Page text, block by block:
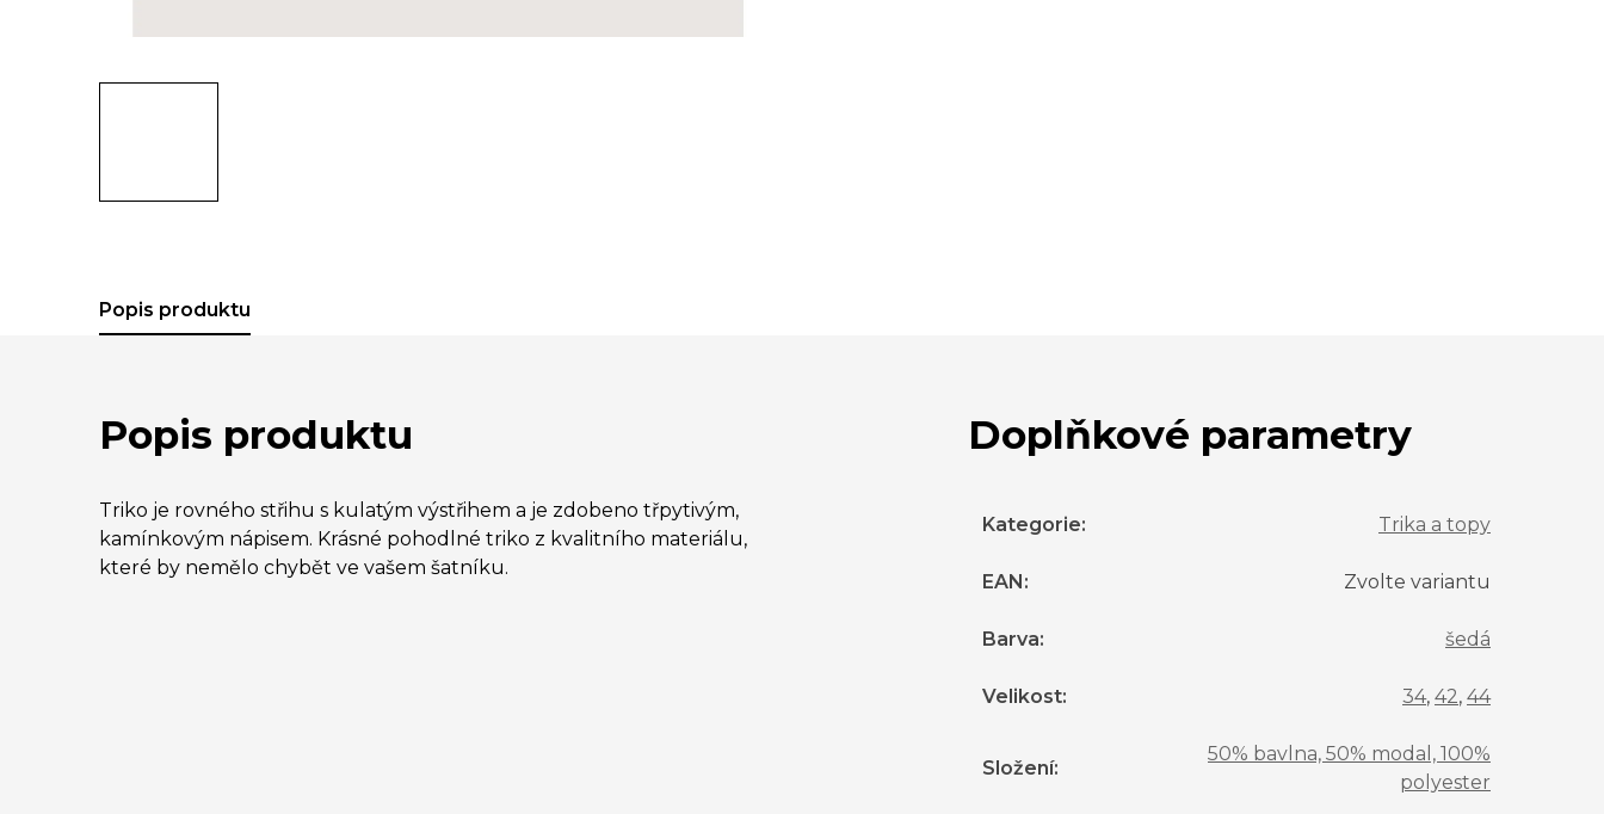
Popis produktu
Popis produktu
Triko je rovného střihu s kulatým výstřihem a je zdobeno třpytivým,
kamínkovým nápisem. Krásné pohodlné triko z kvalitního materiálu,
které by nemělo chybět ve vašem šatníku.
Doplňkové parametry
Kategorie: Trika a topy
EAN : Zvolte variantu
Barva: šedá
Velikost: 34, 42, 44
Složení:
50% bavlna, 50% modal, 100%
polyester